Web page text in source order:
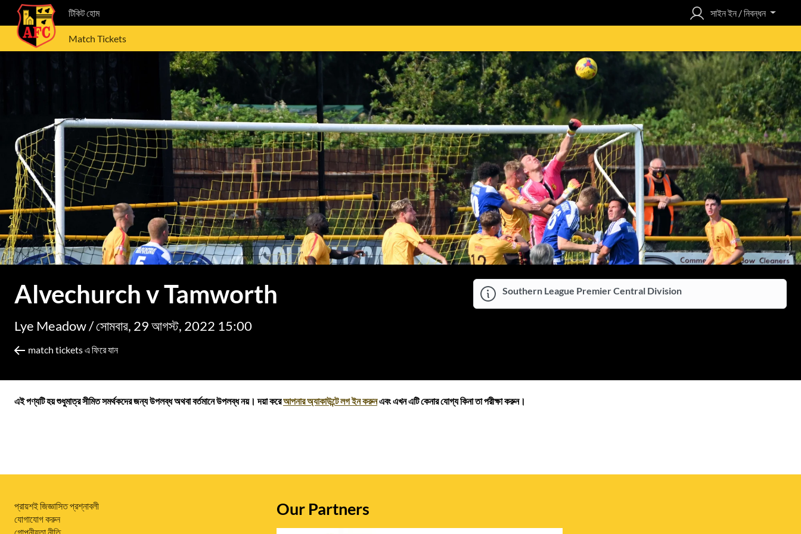
টিকিট হোম সাইন ইন / নিবন্ধন
Match Tickets
Alvechurch v Tamworth
Lye Meadow /সোমবার, 29 আগস্ট, 2022 15:00
match tickets এ ফিরে যান
Southern League Premier Central Division
এই পণ্যটি হয় শুধুমাত্র সীমিত সমর্থকদের জন্য উপলব্ধ অথবা বর্তমানে উপলব্ধ নয়। দয়া করেআপনার অ্যাকাউন্টে লগ ইন করুনএবং এখন এটি কেনার যোগ্য কিনা তা পরীক্ষা করুন।
প্রায়শই জিজ্ঞাসিত প্রশ্নাবলী
যোগাযোগ করুন
Our Partners